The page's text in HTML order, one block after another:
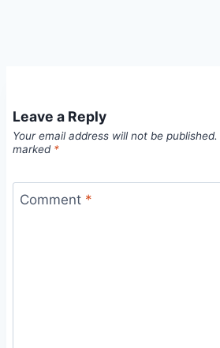
Leave a Reply
Your email address will not be published.
marked *
Comment *